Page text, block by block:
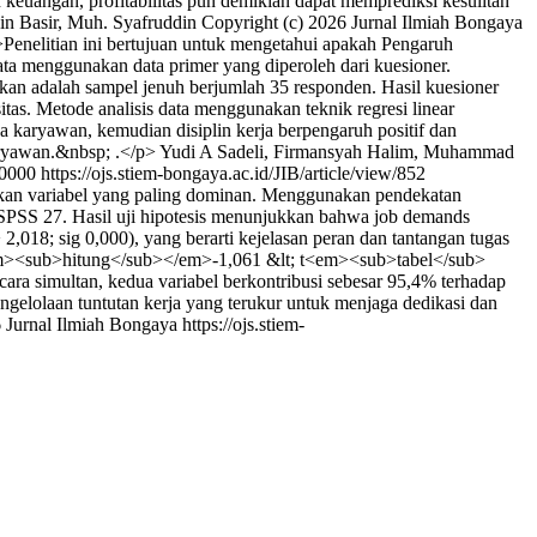
Basir, Muh. Syafruddin Copyright (c) 2026 Jurnal Ilmiah Bongaya
ini bertujuan untuk mengetahui apakah Pengaruh
data primer yang diperoleh dari kuesioner.
adalah sampel jenuh berjumlah 35 responden. Hasil kuesioner
Metode analisis data menggunakan teknik regresi linear
karyawan, kemudian disiplin kerja berpengaruh positif dan
.</p>Yudi A Sadeli, Firmansyah Halim, Muhammad
https://ojs.stiem-bongaya.ac.id/JIB/article/view/852
variabel yang paling dominan. Menggunakan pendekatan
27. Hasil uji hipotesis menunjukkan bahwa job demands
sig 0,000), yang berarti kejelasan peran dan tantangan tugas
sub></em>-1,061 &lt; t<em><sub>tabel</sub>
simultan, kedua variabel berkontribusi sebesar 95,4% terhadap
tuntutan kerja yang terukur untuk menjaga dedikasi dan
Ilmiah Bongaya https://ojs.stiem-